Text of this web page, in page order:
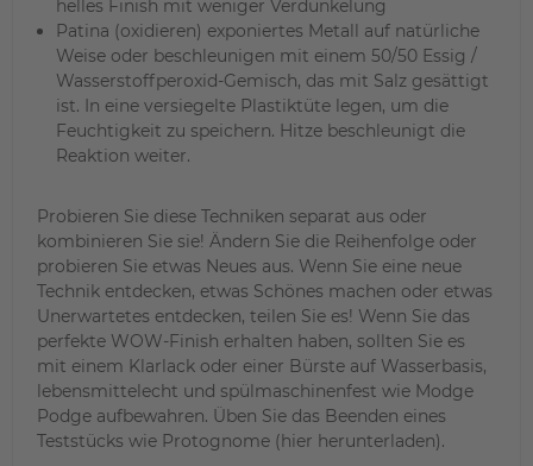
helles Finish mit weniger Verdunkelung
Patina (oxidieren) exponiertes Metall auf natürliche
Weise oder beschleunigen mit einem 50/50 Essig /
Wasserstoffperoxid-Gemisch, das mit Salz gesättigt
ist. In eine versiegelte Plastiktüte legen, um die
Feuchtigkeit zu speichern. Hitze beschleunigt die
Reaktion weiter.
Probieren Sie diese Techniken separat aus oder
kombinieren Sie sie! Ändern Sie die Reihenfolge oder
probieren Sie etwas Neues aus. Wenn Sie eine neue
Technik entdecken, etwas Schönes machen oder etwas
Unerwartetes entdecken, teilen Sie es! Wenn Sie das
perfekte WOW-Finish erhalten haben, sollten Sie es
mit einem Klarlack oder einer Bürste auf Wasserbasis,
lebensmittelecht und spülmaschinenfest wie Modge
Podge aufbewahren. Üben Sie das Beenden eines
Teststücks wie Protognome (hier herunterladen).